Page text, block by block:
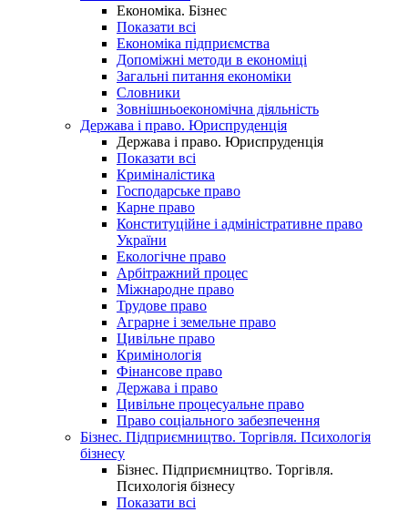
Економіка. Бізнес
Показати всі
Економіка підприємства
Допоміжні методи в економіці
Загальні питання економіки
Словники
Зовнішньоекономічна діяльність
Держава і право. Юриспруденція
Держава і право. Юриспруденція
Показати всі
Криміналістика
Господарське право
Карне право
Конституційне і адміністративне право
України
Екологічне право
Арбітражний процес
Міжнародне право
Трудове право
Аграрне і земельне право
Цивільне право
Кримінологія
Фінансове право
Держава і право
Цивільне процесуальне право
Право соціального забезпечення
Бізнес. Підприємництво. Торгівля. Психологія
бізнесу
Бізнес. Підприємництво. Торгівля.
Психологія бізнесу
Показати всі